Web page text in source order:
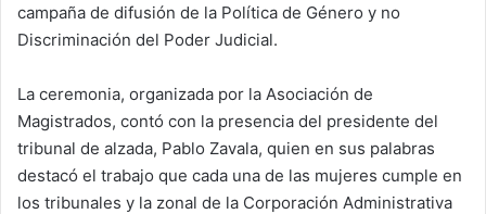
campaña de difusión de la Política de Género y no
Discriminación del Poder Judicial.
La ceremonia, organizada por la Asociación de
Magistrados, contó con la presencia del presidente del
tribunal de alzada, Pablo Zavala, quien en sus palabras
destacó el trabajo que cada una de las mujeres cumple en
los tribunales y la zonal de la Corporación Administrativa